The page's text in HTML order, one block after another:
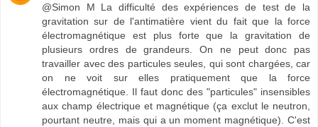
@Simon M La difficulté des expériences de test de la
gravitation sur de l'antimatière vient du fait que la force
électromagnétique est plus forte que la gravitation de
plusieurs ordres de grandeurs. On ne peut donc pas
travailler avec des particules seules, qui sont chargées, car
on ne voit sur elles pratiquement que la force
électromagnétique. Il faut donc des "particules" insensibles
aux champ électrique et magnétique (ça exclut le neutron,
pourtant neutre, mais qui a un moment magnétique). C'est